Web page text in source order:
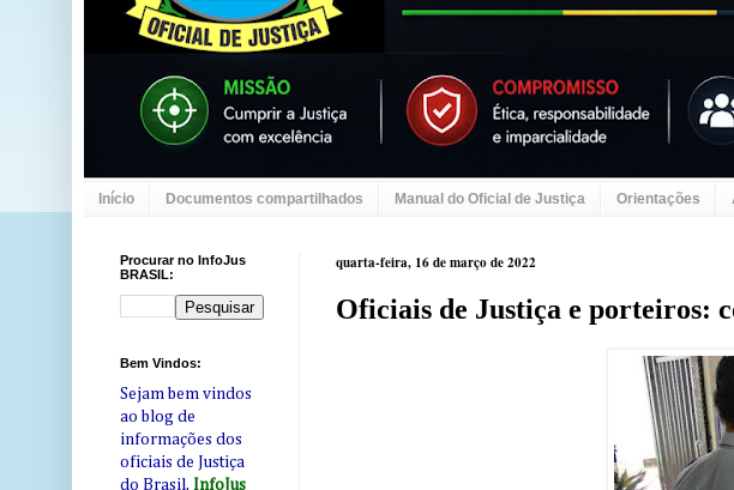
Início Documentos compartilhados Manual do Oficial de Justiça Orientações
quarta-feira, 16 de março de 2022
Oficiais de Justiça e porteiros:
Procurar no InfoJus
BRASIL:
Bem Vindos:
Sejam bem vindos
ao blog de
informações dos
oficiais de Justiça
do Brasil, InfoJus